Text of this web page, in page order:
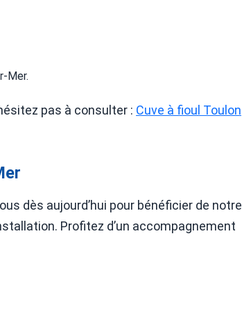
Mer.
pas à consulter : Cuve à fioul Toulon
dès aujourd’hui pour bénéficier de notre
Profitez d’un accompagnement